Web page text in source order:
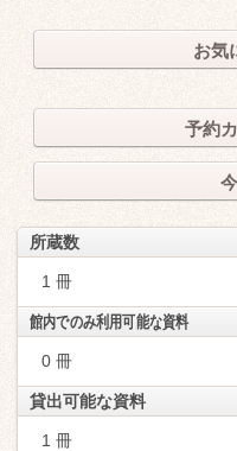
お気
予約
所蔵数
1 冊
館内でのみ利用可能な資料
0 冊
貸出可能な資料
1 冊